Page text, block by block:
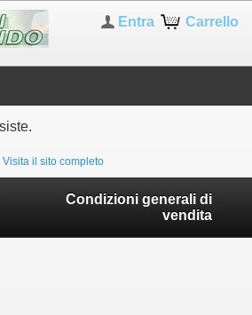
Carrello
Entra
Visita il sito completo
Condizioni generali di
vendita